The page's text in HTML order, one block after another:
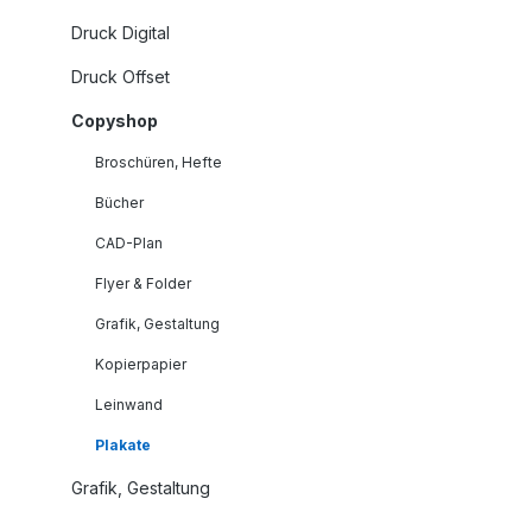
Druck Digital
Druck Offset
Copyshop
Broschüren, Hefte
Bücher
CAD-Plan
Flyer & Folder
Grafik, Gestaltung
Kopierpapier
Leinwand
Plakate
Grafik, Gestaltung